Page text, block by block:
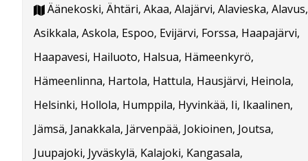
Äänekoski, Ähtäri, Akaa, Alajärvi, Alavieska, Alavus,
Asikkala, Askola, Espoo, Evijärvi, Forssa, Haapajärvi,
Haapavesi, Hailuoto, Halsua, Hämeenkyrö,
Hämeenlinna, Hartola, Hattula, Hausjärvi, Heinola,
Helsinki, Hollola, Humppila, Hyvinkää, Ii, Ikaalinen,
Jämsä, Janakkala, Järvenpää, Jokioinen, Joutsa,
Juupajoki, Jyväskylä, Kalajoki, Kangasala,